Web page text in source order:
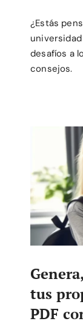
¿Estás
desafíos a
consejos.
tus
PDF